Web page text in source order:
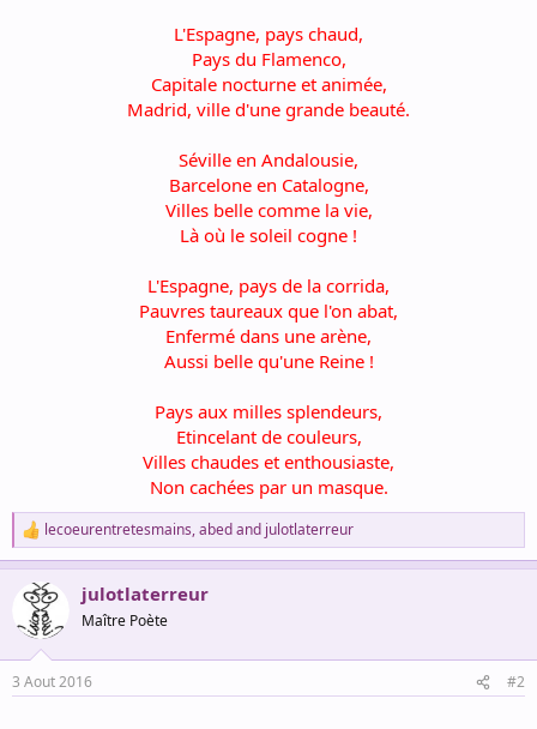
L'Espagne, pays chaud,
Pays du Flamenco,
Capitale nocturne et animée,
Madrid, ville d'une grande beauté.
Séville en Andalousie,
Barcelone en Catalogne,
Villes belle comme la vie,
Là où le soleil cogne !
L'Espagne, pays de la corrida,
Pauvres taureaux que l'on abat,
Enfermé dans une arène,
Aussi belle qu'une Reine !
Pays aux milles splendeurs,
Etincelant de couleurs,
Villes chaudes et enthousiaste,
Non cachées par un masque.
R
e
a
c
i
s
lecoeurentretesmains,abedand julotlaterreur
julotlaterreur
Maître Poète
3 Aout 2016 #2